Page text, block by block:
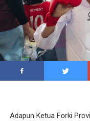
Adapun Ketua Forki